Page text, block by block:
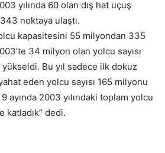
yılında 60 olan dış hat uçuş
noktaya ulaştı.
kapasitesini 55 milyondan 335
34 milyon olan yolcu sayısı
Bu yıl sadece ilk dokuz
eden yolcu sayısı 165 milyonu
ayında 2003 yılındaki toplam yolcu
katladık” dedi.